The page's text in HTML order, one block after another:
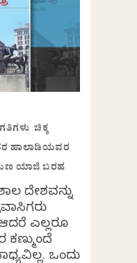
ಚಿಕ್ಕ
ಹಾಲಾಡಿಯವರ
ಯಾಜಿ ಬರಹ
ದೇಶವನ್ನು
ಎಲ್ಲರೂ
ಕಣ್ಮುಂದೆ
ಒಂದು